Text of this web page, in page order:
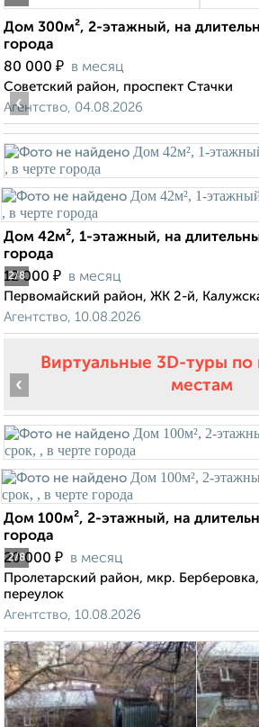
Дом 300м², 2-этажный, на
города
80 000 ₽ в месяц
Советский район, проспект Стачки
Агентство, 04.08.2026
2/8
‹
Дом 42м², 1-этажный, на
города
12 000 ₽ в месяц
Первомайский район, ЖК 2-й,
Агентство, 10.08.2026
Виртуальные 3D-туры
местам
2/8
‹
Дом 100м², 2-этажный, на
города
20 000 ₽ в месяц
Пролетарский район, мкр.
переулок
Агентство, 10.08.2026